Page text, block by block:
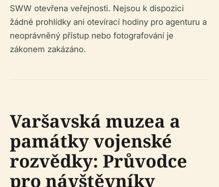
SWW otevřena veřejnosti. Nejsou k dispozici
žádné prohlídky ani otevírací hodiny pro agenturu a
neoprávněný přístup nebo fotografování je
zákonem zakázáno.
Varšavská muzea a
památky vojenské
rozvědky: Průvodce
pro návštěvníky